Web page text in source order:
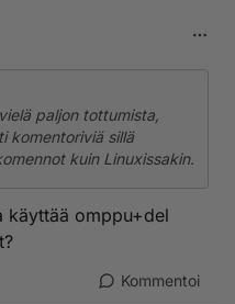
paljon tottumista,
komentoriviä sillä
kuin Linuxissakin.
käyttää omppu+del
Kommentoi